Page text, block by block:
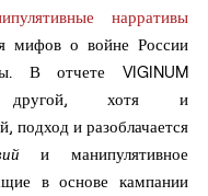
нарративы
мифов о войне России
В отчете VIGINUM
другой, хотя и
и манипулятивное
в основе кампании